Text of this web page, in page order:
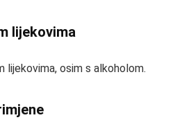
lijekovima
lijekovima, osim s alkoholom.